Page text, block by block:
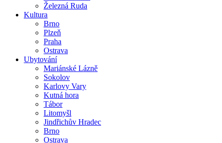
Železná Ruda
Kultura
Brno
Plzeň
Praha
Ostrava
Ubytování
Mariánské Lázně
Sokolov
Karlovy Vary
Kutná hora
Tábor
Litomyšl
Jindřichův Hradec
Brno
Ostrava